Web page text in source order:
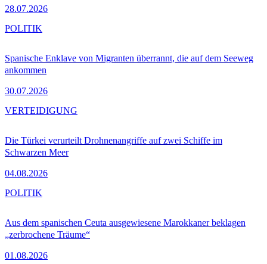
28.07.2026
Spanische Enklave von Migranten überrannt, die auf dem Seeweg
ankommen
30.07.2026
POLITIK
Die Türkei verurteilt Drohnenangriffe auf zwei Schiffe im
Schwarzen Meer
04.08.2026
VERTEIDIGUNG
Aus dem spanischen Ceuta ausgewiesene Marokkaner beklagen
„zerbrochene Träume“
01.08.2026
POLITIK